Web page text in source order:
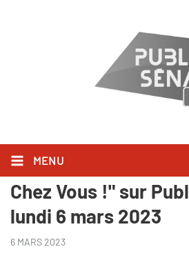
MENU
Olivier Faure l'a dit
Chez Vous !" sur
lundi 6 mars 2023
6 MARS 2023